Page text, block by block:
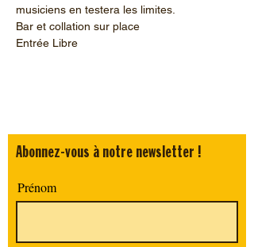
musiciens en testera les limites.
Bar et collation sur place
Entrée Libre
Abonnez-vous à notre newsletter !
Prénom